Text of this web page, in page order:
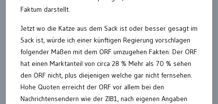
Faktum darstellt.
Jetzt wo die Katze aus dem Sack ist oder besser gesagt im
Sack ist, würde ich einer künftigen Regierung vorschlagen
folgender Maßen mit dem ORF umzugehen Fakten: Der ORF
hat einen Marktanteil von circa 28 % Mehr als 70 % sehen
den ORF nicht, plus diejenigen welche gar nicht fernsehen.
Hohe Quoten erreicht der ORF vor allem bei den
Nachrichtensendern wie der ZIB1, nach eigenen Angaben